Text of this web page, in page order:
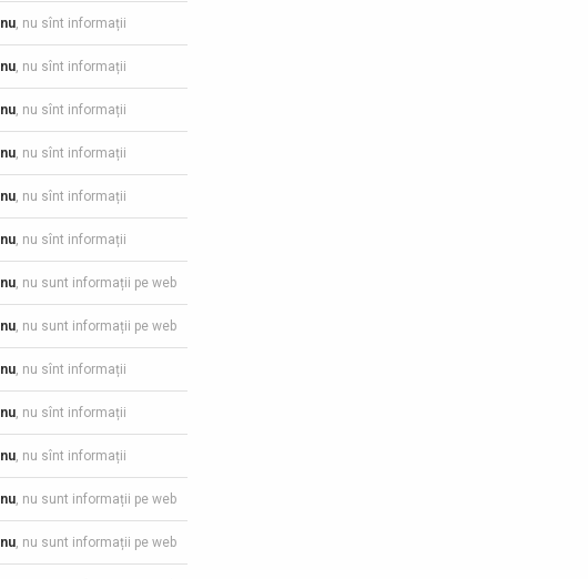
nu, nu sînt informații
nu, nu sînt informații
nu, nu sînt informații
nu, nu sînt informații
nu, nu sînt informații
nu, nu sînt informații
nu, nu sunt informații pe web
nu, nu sunt informații pe web
nu, nu sînt informații
nu, nu sînt informații
nu, nu sînt informații
nu, nu sunt informații pe web
nu, nu sunt informații pe web